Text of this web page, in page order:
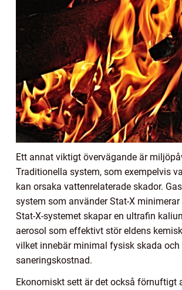
Ett annat viktigt övervägande är
Traditionella system, som exempelvis
kan orsaka vattenrelaterade skador.
system som använder Stat-X minimerar
Stat-X-systemet skapar en ultrafin
aerosol som effektivt stör eldens
vilket innebär minimal fysisk skada och
saneringskostnad.
Ekonomiskt sett är det också förnuftigt